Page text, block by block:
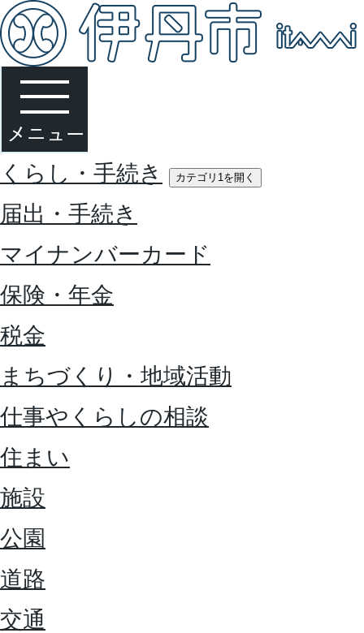
くらし・手続き カテゴリ1を開く
届出・手続き
マイナンバーカード
保険・年金
税金
まちづくり・地域活動
仕事やくらしの相談
住まい
施設
公園
道路
交通